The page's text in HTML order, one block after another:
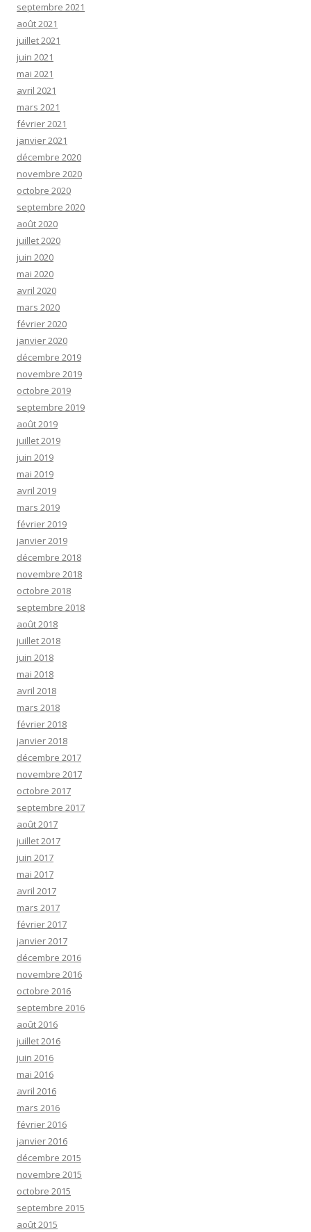
septembre 2021
août 2021
juillet 2021
juin 2021
mai 2021
avril 2021
mars 2021
février 2021
janvier 2021
décembre 2020
novembre 2020
octobre 2020
septembre 2020
août 2020
juillet 2020
juin 2020
mai 2020
avril 2020
mars 2020
février 2020
janvier 2020
décembre 2019
novembre 2019
octobre 2019
septembre 2019
août 2019
juillet 2019
juin 2019
mai 2019
avril 2019
mars 2019
février 2019
janvier 2019
décembre 2018
novembre 2018
octobre 2018
septembre 2018
août 2018
juillet 2018
juin 2018
mai 2018
avril 2018
mars 2018
février 2018
janvier 2018
décembre 2017
novembre 2017
octobre 2017
septembre 2017
août 2017
juillet 2017
juin 2017
mai 2017
avril 2017
mars 2017
février 2017
janvier 2017
décembre 2016
novembre 2016
octobre 2016
septembre 2016
août 2016
juillet 2016
juin 2016
mai 2016
avril 2016
mars 2016
février 2016
janvier 2016
décembre 2015
novembre 2015
octobre 2015
septembre 2015
août 2015